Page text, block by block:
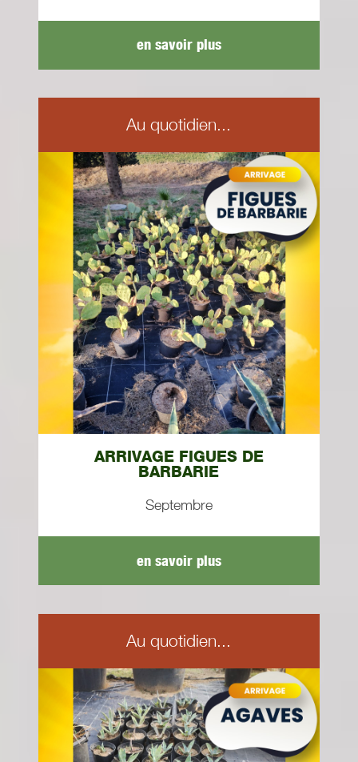
en savoir plus
Au quotidien...
ARRIVAGE FIGUES DE
BARBARIE
Septembre
en savoir plus
Au quotidien...